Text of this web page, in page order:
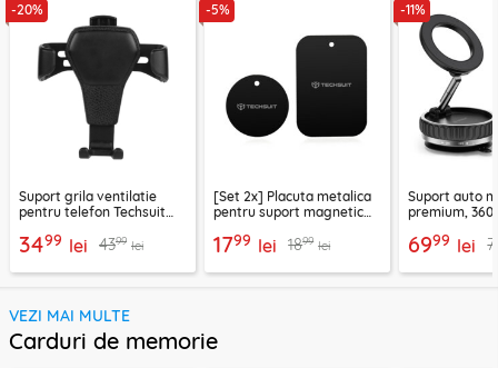
-20%
Suport grila ventilatie
pentru telefon Techsuit
3499 lei 4399 lei
-5%
[Set 2x] Placuta metalica
pentru suport magnetic
negru
1799 lei 1899 lei
-11%
Suport auto
premium,
6999 lei
VEZI MAI MULTE
Carduri de memorie